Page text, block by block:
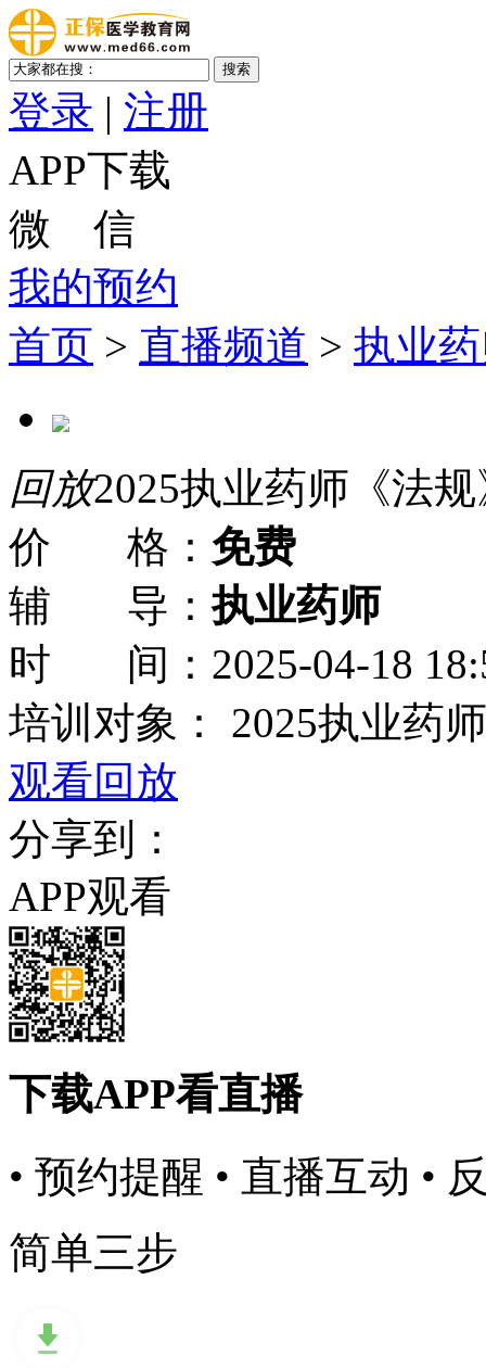
登录 | 注册
APP下载
微 信
我的预约
首页 > 直播频道 > 执业
回放2025执业药师《法
价 格： 免费
辅 导：执业药师
时 间： 2025-04-18
培训对象：
2025执业药
观看回放
分享到：
APP观看
下载APP看直播
• 预约提醒 • 直播互动 •
简单三步